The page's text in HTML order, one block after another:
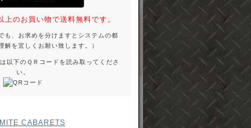
のお買い物で送料無料です。
も、お求めを分けますとシステムの都
解を宜しくお願い致します。）
以下のＱＲコードを読み取ってくださ
い。
CABARETS